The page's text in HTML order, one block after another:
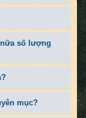
số lượng
mục?